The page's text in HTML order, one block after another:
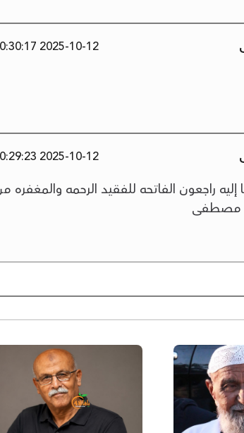
2025-10-12 10:30:17
2025-10-12 10:29:23
إليه راجعون الفاتحه للفقيد الرحمه والمغفره
مصطفى